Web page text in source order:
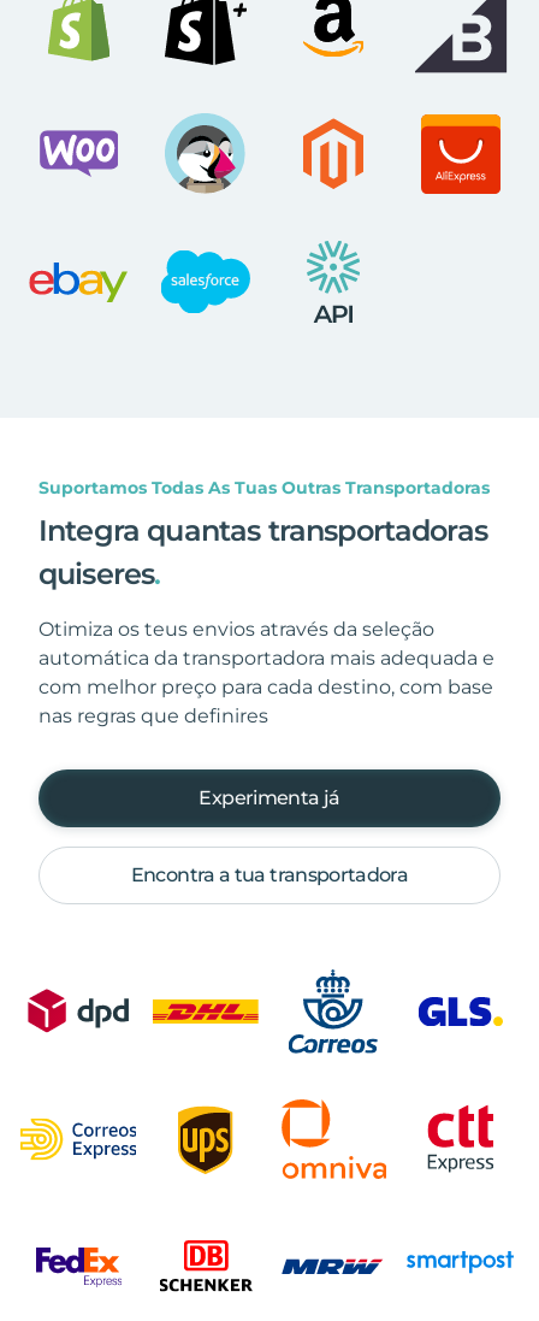
Suportamos Todas As Tuas Outras Transportadoras
Integra quantas transportadoras
quiseres.
Otimiza os teus envios através da seleção
automática da transportadora mais adequada e
com melhor preço para cada destino, com base
nas regras que definires
Experimenta já
Encontra a tua transportadora